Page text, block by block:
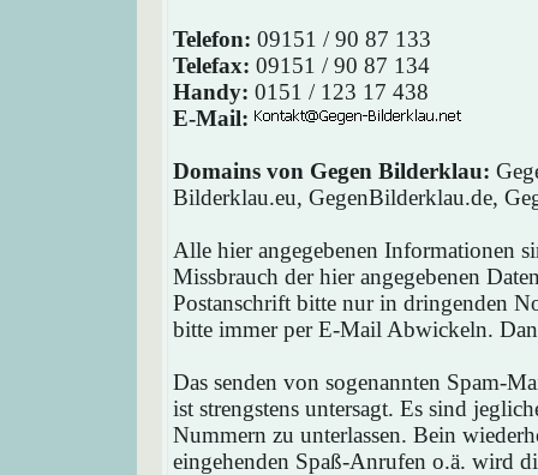
Telefon: 09151 / 90 87 133
Telefax: 09151 / 90 87 134
Handy: 0151 / 123 17 438
E-Mail:
Domains von Gegen Bilderklau:
Bilderklau.eu, GegenBilderklau.de,
Alle hier angegebenen Informationen
Missbrauch der hier angegebenen
Postanschrift bitte nur in dringenden
bitte immer per E-Mail Abwickeln.
Das senden von sogenannten Spam-
ist strengstens untersagt. Es sind
Nummern zu unterlassen. Bein
eingehenden Spaß-Anrufen o.ä. wird